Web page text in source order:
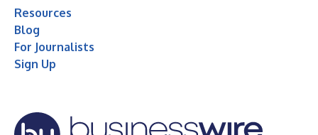
Resources
Blog
For Journalists
Sign Up